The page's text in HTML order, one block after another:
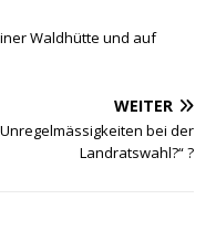
Waldhütte und auf
WEITER
bei der
Landratswahl?“ ?